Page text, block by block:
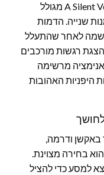
סרט הדרמה "A Silent Voice" (Koe no Katachi) מגולל
שנייה. הדמות
לאחר שהתעלל
רגשות מורכבים
מרשימה
היפניות האהובות
ודרמה,
“Demon Slayer” (Kimetsu no Yaiba) הוא בחירה מצוינת.
למסע כדי להציל